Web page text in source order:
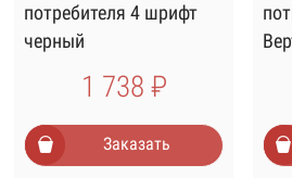
потребителя 4 шрифт
черный
1 738 ₽
Заказать